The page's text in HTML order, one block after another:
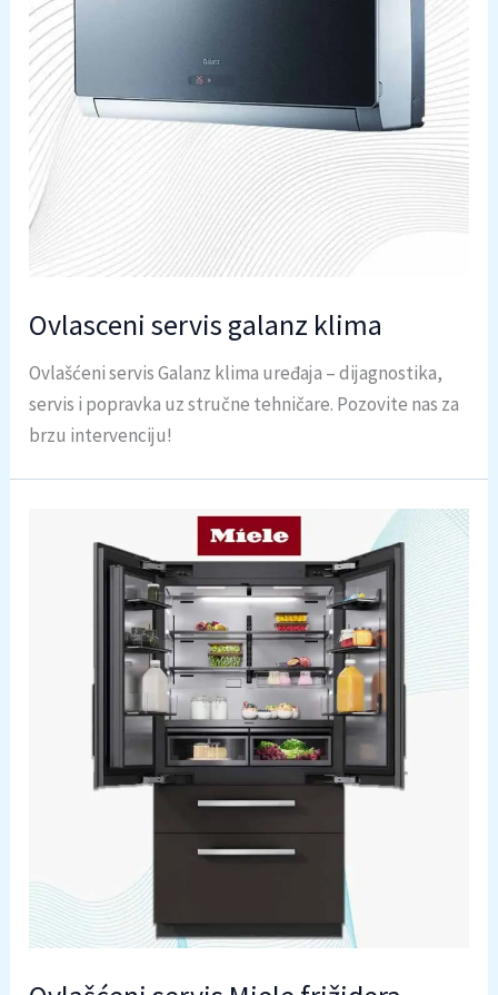
Ovlasceni servis galanz klima
Ovlašćeni servis Galanz klima uređaja – dijagnostika,
servis i popravka uz stručne tehničare. Pozovite nas za
brzu intervenciju!